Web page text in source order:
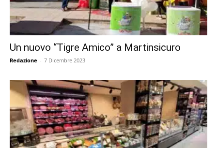
Un nuovo “Tigre Amico” a Martinsicuro
Redazione - 7 Dicembre 2023